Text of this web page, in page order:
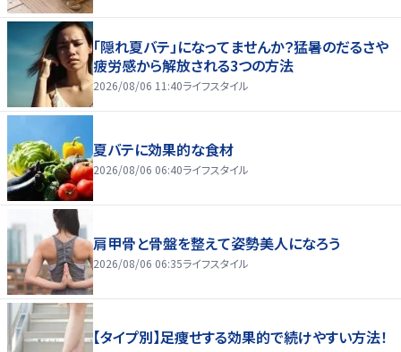
「隠れ夏バテ」になってませんか？猛暑のだるさや
疲労感から解放される3つの方法
2026/08/06 11:40ライフスタイル
夏バテに効果的な食材
2026/08/06 06:40ライフスタイル
肩甲骨と骨盤を整えて姿勢美人になろう
2026/08/06 06:35ライフスタイル
【タイプ別】足痩せする効果的で続けやすい方法！